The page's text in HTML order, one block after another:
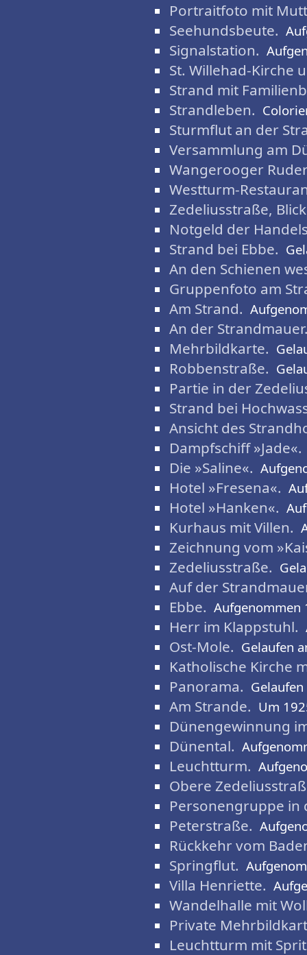
Portraitfoto mit
Seehundsbeute.
Signalstation.
St. Willehad-Kirche
Strand mit
Strandleben.
Sturmflut an der
Versammlung am
Wangerooger
Westturm-
Zedeliusstraße,
Notgeld der
Strand bei Ebbe.
An den Schienen
Gruppenfoto am
Am Strand.
An der
Mehrbildkarte.
Robbenstraße.
Partie in der
Strand bei
Ansicht des
Dampfschiff »Jade«.
Die »Saline«.
Hotel »Fresena«.
Hotel »Hanken«.
Kurhaus mit Villen.
Zeichnung vom
Zedeliusstraße.
Auf der
Ebbe. Aufgenommen
Herr im Klappstuhl.
Ost-Mole. Gelaufen
Katholische Kirche
Panorama.
Am Strande. Um
Dünengewinnung
Dünental.
Leuchtturm.
Obere
Personengruppe in
Peterstraße.
Rückkehr vom
Springflut.
Villa Henriette.
Wandelhalle mit
Private
Leuchtturm mit